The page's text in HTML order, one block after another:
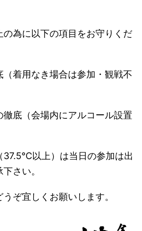
の為に以下の項目をお守りくだ
（着用なき場合は参加・観戦不
徹底（会場内にアルコール設置
37.5℃以上）は当日の参加は出
さい。
ぞ宜しくお願いします。